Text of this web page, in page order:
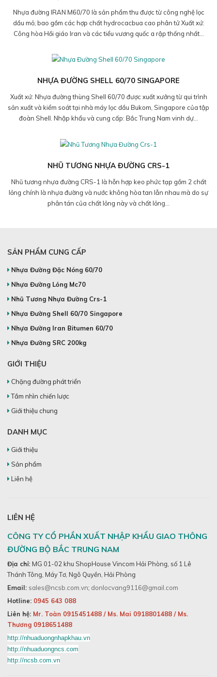
Nhựa đường IRAN M60/70 là sản phẩm thu được từ công nghệ lọc
dầu mỏ; bao gồm các hợp chất hydrocacbua cao phân tử Xuất xứ:
Công hòa Hồi giáo Iran và các tiểu vương quốc a rập thống nhất...
NHỰA ĐƯỜNG SHELL 60/70 SINGAPORE
Xuất xứ: Nhựa đường thùng Shell 60/70 được xuất xưởng từ qui trình
sản xuất và kiểm soát tại nhà máy lọc dầu Bukom, Singapore của tập
đoàn Shell. Nhập khẩu và cung cấp: Bắc Trung Nam vinh dự...
NHŨ TƯƠNG NHỰA ĐƯỜNG CRS-1
Nhũ tương nhựa đường CRS-1 là hỗn hợp keo phức tạp gồm 2 chất
lỏng chính là nhựa đường và nước không hòa tan lẫn nhau mà do sự
phân tán của chất lỏng này và chất lỏng...
SẢN PHẨM CUNG CẤP
Nhựa Đường Đặc Nóng 60/70
Nhựa Đường Lỏng Mc70
Nhũ Tương Nhựa Đường Crs-1
Nhựa Đường Shell 60/70 Singapore
Nhựa Đường Iran Bitumen 60/70
Nhựa Đường SRC 200kg
GIỚI THIỆU
Chặng đường phát triển
Tầm nhìn chiến lược
Giới thiệu chung
DANH MỤC
Giới thiệu
Sản phẩm
Liên hệ
LIÊN HỆ
CÔNG TY CỔ PHẦN XUẤT NHẬP KHẨU GIAO THÔNG
ĐƯỜNG BỘ BẮC TRUNG NAM
Địa chỉ: MG 01-02 khu ShopHouse Vincom Hải Phòng, số 1 Lê
Thánh Tông, Máy Tơ, Ngô Quyền, Hải Phòng
Email: sales@ncsb.com.vn; donlocvang9116@gmail.com
Hotline: 0945 643 088
Liên hệ: Mr. Toàn 0915451488 / Ms. Mai 0918801488 / Ms.
Thương 0918651488
http://nhuaduongnhapkhau.vn
http://nhuaduongncs.com
http://ncsb.com.vn